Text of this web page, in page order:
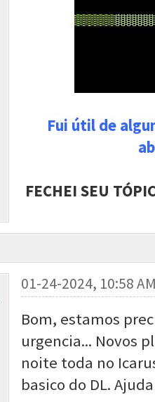
Fui útil de
FECHEI SEU
01-24-2024, 10:58
Bom, estamos
urgencia... Novos
noite toda no
basico do DL.